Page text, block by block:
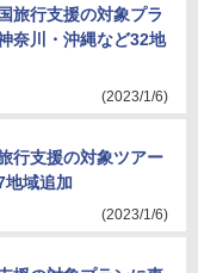
旅行支援の対象プラ
奈川・沖縄など32地
(2023/1/6)
行支援の対象ツアー
地域追加
(2023/1/6)